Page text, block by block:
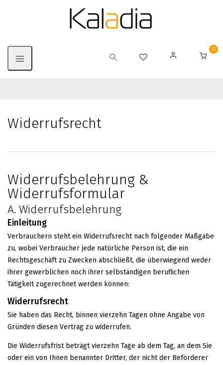
0
Widerrufs­recht
Widerrufsbelehrung &
Widerrufsformular
A. Widerrufsbelehrung
Einleitung
Verbrauchern steht ein Widerrufsrecht nach folgender Maßgabe
zu, wobei Verbraucher jede natürliche Person ist, die ein
Rechtsgeschäft zu Zwecken abschließt, die überwiegend weder
ihrer gewerblichen noch ihrer selbständigen beruflichen
Tätigkeit zugerechnet werden können:
Widerrufsrecht
Sie haben das Recht, binnen vierzehn Tagen ohne Angabe von
Gründen diesen Vertrag zu widerrufen.
Die Widerrufsfrist beträgt vierzehn Tage ab dem Tag, an dem Sie
oder ein von Ihnen benannter Dritter, der nicht der Beförderer